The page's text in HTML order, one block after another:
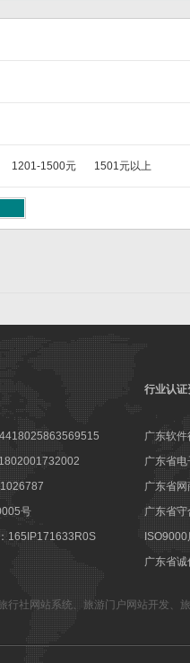
1201-1500元 1501元以上
号
165IP171633R0S
行业认证
广东软
广东省
广东省
广东省守
ISO9000
广东省
行社网站系统、 旅游门户网站开发